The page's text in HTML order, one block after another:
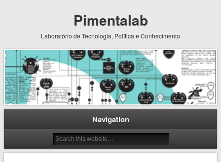
Pimentalab
Laboratório de Tecnologia, Política e Conhecimento
Navigation